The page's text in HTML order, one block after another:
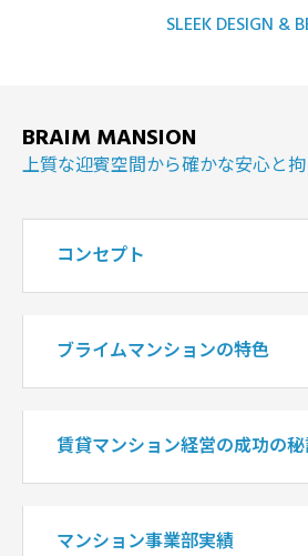
SLEEK DESIGN &
BRAIM MANSION
上質な迎賓空間から確かな安心と拘
コンセプト
ブライムマンションの特色
賃貸マンション経営の成功の
マンション事業部実績